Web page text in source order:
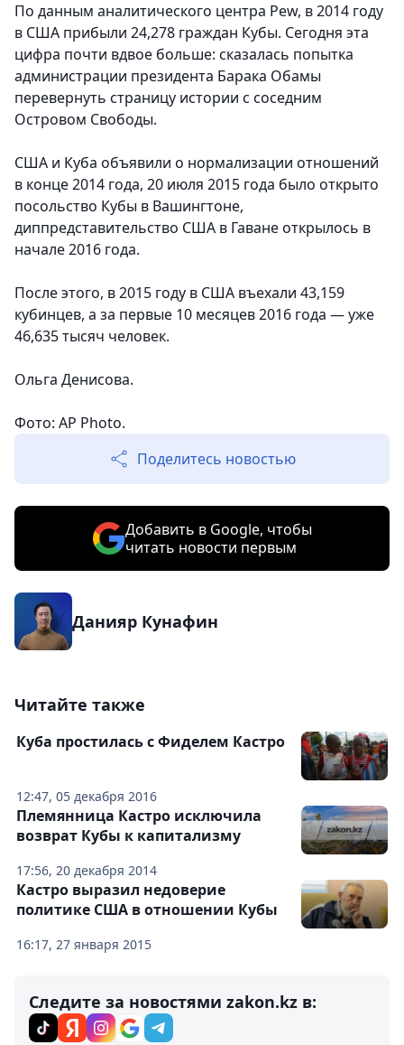
По данным аналитического центра Pew, в 2014 году
в США прибыли 24,278 граждан Кубы. Сегодня эта
цифра почти вдвое больше: сказалась попытка
администрации президента Барака Обамы
перевернуть страницу истории с соседним
Островом Свободы.
США и Куба объявили о нормализации отношений
в конце 2014 года, 20 июля 2015 года было открыто
посольство Кубы в Вашингтоне,
диппредставительство США в Гаване открылось в
начале 2016 года.
После этого, в 2015 году в США въехали 43,159
кубинцев, а за первые 10 месяцев 2016 года — уже
46,635 тысяч человек.
Ольга Денисова.
Фото: AP Photo.
Поделитесь новостью
Добавить в Google, чтобы
читать новости первым
Данияр Кунафин
Читайте также
12:47, 05 декабря 2016
Куба простилась с Фиделем Кастро
17:56, 20 декабря 2014
Племянница Кастро исключила
возврат Кубы к капитализму
16:17, 27 января 2015
Кастро выразил недоверие
политике США в отношении Кубы
Следите за новостями zakon.kz в: